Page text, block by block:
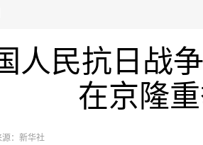
人民抗日战
在京隆
源：新华社